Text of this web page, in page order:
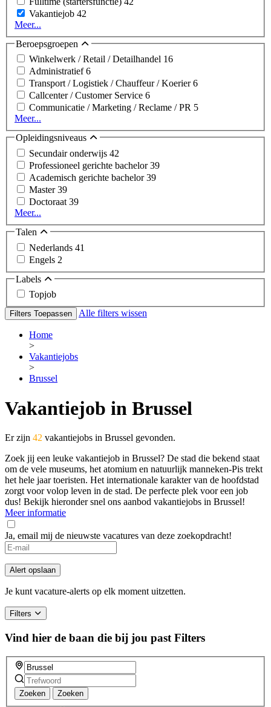
Vakantiejob 42
Meer...
Beroepsgroepen
Winkelwerk / Retail / Detailhandel 16
Administratief6
Transport / Logistiek / Chauffeur / Koerier6
Callcenter / Customer Service 6
Communicatie / Marketing / Reclame / PR 5
Meer...
Opleidingsniveaus
Secundair onderwijs 42
Professioneel gerichte bachelor39
Academisch gerichte bachelor39
Master39
Doctoraat 39
Meer...
Talen
Nederlands 41
Engels 2
Labels
Topjob
Filters Toepassen Alle filters wissen
Home
>
Vakantiejobs
>
Brussel
Vakantiejob in Brussel
Er zijn 42 vakantiejobs in Brussel gevonden.
Zoek jij een leuke vakantiejob in Brussel? De stad die bekend staat
om de vele museums, het atomium en natuurlijk manneken-Pis trekt
het hele jaar toeristen. Het internationale karakter van de hoofdstad
zorgt voor volop leven in de stad. De perfecte plek voor een job
dus! Bekijk hieronder snel ons aanbod vakantiejobs in Brussel!
Meer informatie
Ja, email mij de nieuwste vacatures van deze zoekopdracht!
Alert opslaan
Je kunt vacature-alerts op elk moment uitzetten.
Filters
Vind hier de baan die bij jou past Filters
Zoeken Zoeken